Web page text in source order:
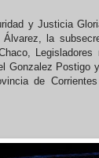
y Justicia
la
Gonzalez
de